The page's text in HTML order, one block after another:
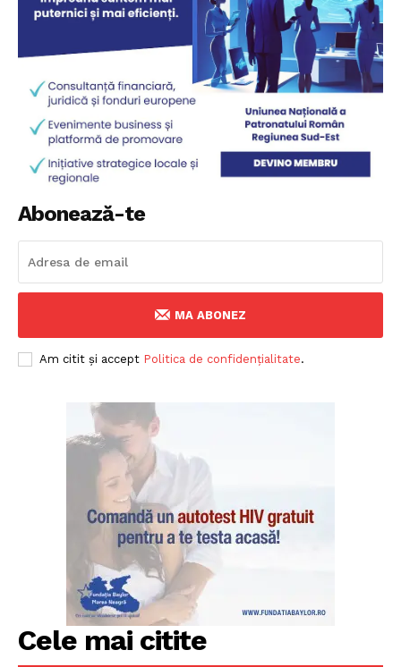
Abonează-te
MA ABONEZ
Am citit și accept Politica de confidențialitate.
Cele mai citite